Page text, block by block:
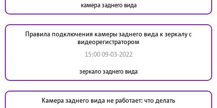
камера заднего вида
Правила подключения камеры заднего вида к зеркалу с
видеорегистратором
15:00 09-03-2022
зеркало заднего вида
Камера заднего вида не работает: что делать